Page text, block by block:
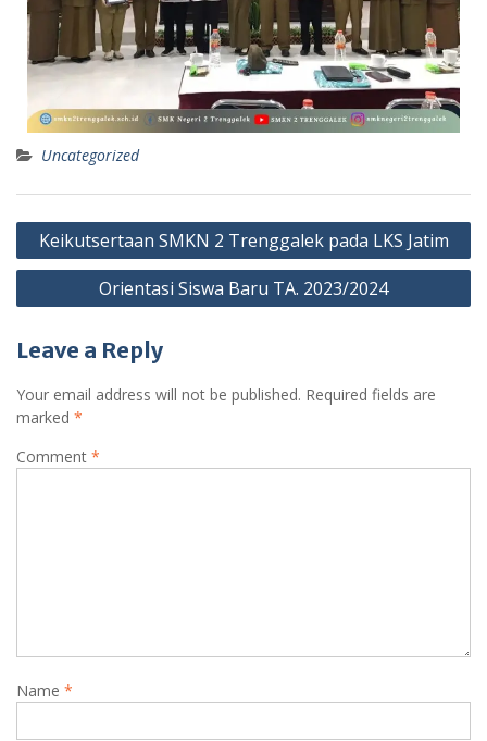
Uncategorized
Keikutsertaan SMKN 2 Trenggalek pada LKS Jatim
Orientasi Siswa Baru TA. 2023/2024
Leave a Reply
Your email address will not be published. Required fields are
marked *
Comment *
Name *